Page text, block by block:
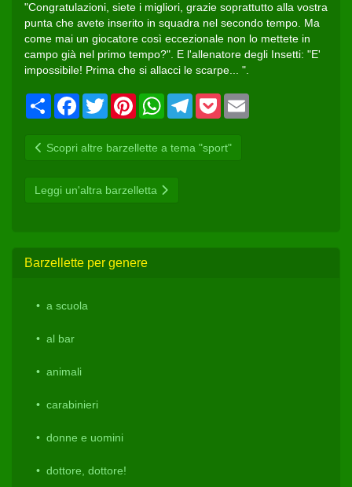
"Congratulazioni, siete i migliori, grazie soprattutto alla vostra
punta che avete inserito in squadra nel secondo tempo. Ma
come mai un giocatore così eccezionale non lo mettete in
campo già nel primo tempo?". E l'allenatore degli Insetti: "E'
impossibile! Prima che si allacci le scarpe... ".
CondividiFacebook
Twitter PinterestWhatsAppTelegram
Pocket
Scopri altre barzellette a tema "sport"
Leggi un'altra barzelletta
Barzellette per genere
a scuola
al bar
animali
carabinieri
donne e uomini
dottore, dottore!